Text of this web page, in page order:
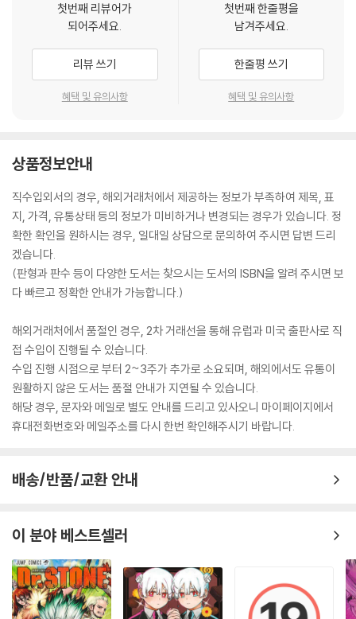
첫번째 리뷰어가
되어주세요.
리뷰 쓰기
혜택 및 유의사항
첫번째 한줄평을
남겨주세요.
한줄평 쓰기
혜택 및 유의사항
상품정보안내
직수입외서의 경우, 해외거래처에서 제공하는 정보가 부족하여 제목, 표
지, 가격, 유통상태 등의 정보가 미비하거나 변경되는 경우가 있습니다. 정
확한 확인을 원하시는 경우, 일대일 상담으로 문의하여 주시면 답변 드리
겠습니다.
(판형과 판수 등이 다양한 도서는 찾으시는 도서의 ISBN을 알려 주시면 보
다 빠르고 정확한 안내가 가능합니다.)
해외거래처에서 품절인 경우, 2차 거래선을 통해 유럽과 미국 출판사로 직
접 수입이 진행될 수 있습니다.
수입 진행 시점으로 부터 2~3주가 추가로 소요되며, 해외에서도 유통이
원활하지 않은 도서는 품절 안내가 지연될 수 있습니다.
해당 경우, 문자와 메일로 별도 안내를 드리고 있사오니 마이페이지에서
휴대전화번호와 메일주소를 다시 한번 확인해주시기 바랍니다.
배송/반품/교환 안내
이 분야 베스트셀러